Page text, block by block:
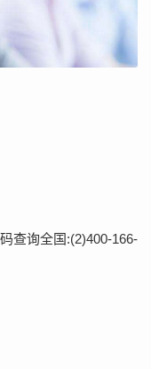
查询全国:(2)400-166-